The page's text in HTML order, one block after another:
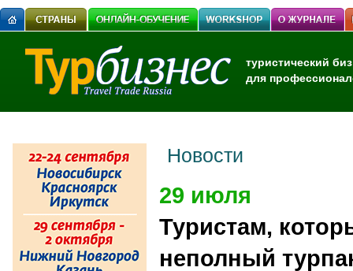
туристический
для
Новости
29 июля
Туристам,
неполный